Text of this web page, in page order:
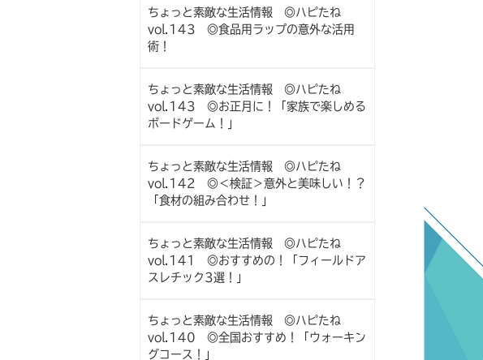
ちょっと素敵な生活情報 ◎ハピたね
vol.143 ◎食品用ラップの意外な活用
術！
ちょっと素敵な生活情報 ◎ハピたね
vol.143 ◎お正月に！「家族で楽しめる
ボードゲーム！」
ちょっと素敵な生活情報 ◎ハピたね
vol.142 ◎＜検証＞意外と美味しい！？
「食材の組み合わせ！」
ちょっと素敵な生活情報 ◎ハピたね
vol.141 ◎おすすめの！「フィールドア
スレチック3選！」
ちょっと素敵な生活情報 ◎ハピたね
vol.140 ◎全国おすすめ！「ウォーキン
グコース！」